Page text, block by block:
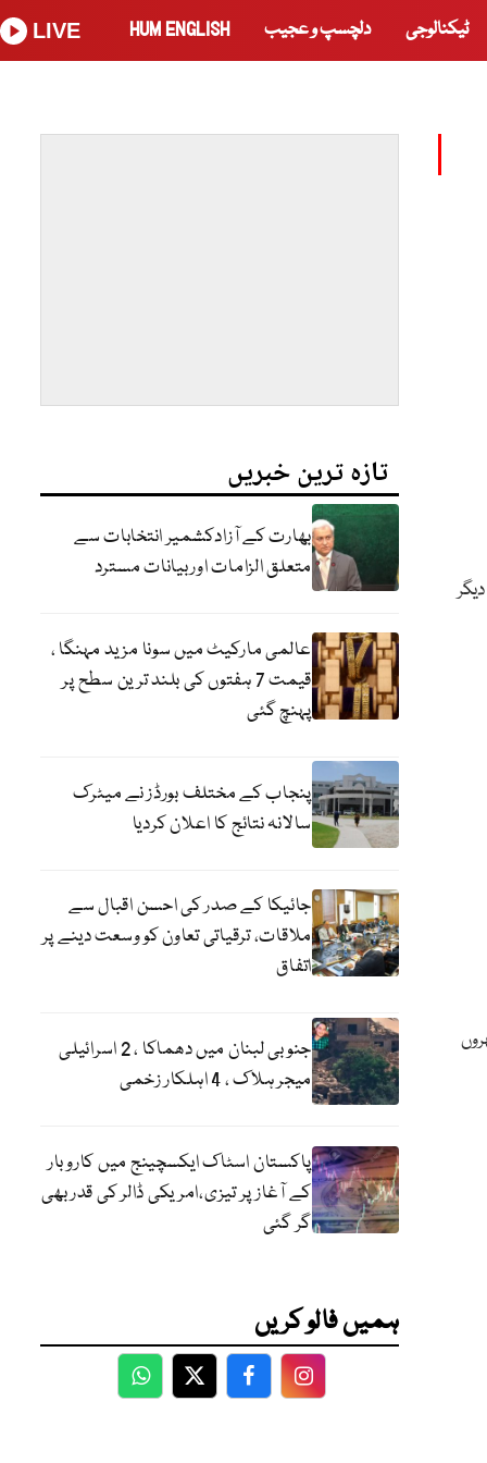
ٹیکنالوجی دلچسپ و عجیب HUM ENGLISH
LIVE
تازہ ترین خبریں
بھارت کے آزادکشمیر انتخابات سے
متعلق الزامات اوربیانات مسترد
عالمی مارکیٹ میں سونا مزید مہنگا ،
قیمت 7 ہفتوں کی بلند ترین سطح پر
پہنچ گئی
پنجاب کے مختلف بورڈز نے میٹرک
سالانہ نتائج کا اعلان کردیا
جائیکا کے صدر کی احسن اقبال سے
ملاقات، ترقیاتی تعاون کو وسعت دینے پر
اتفاق
جنوبی لبنان میں دھماکا ، 2 اسرائیلی
میجر ہلاک ، 4 اہلکار زخمی
پاکستان اسٹاک ایکسچینج میں کاروبار
کے آغاز پر تیزی،امریکی ڈالر کی قدر بھی
گر گئی
ہمیں فالو کریں
WhatsApp
TwitterFacebookFacebook